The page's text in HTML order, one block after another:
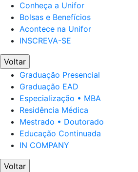
Conheça a Unifor
Bolsas e Benefícios
Acontece na Unifor
INSCREVA-SE
Voltar
Graduação Presencial
Graduação EAD
Especialização • MBA
Residência Médica
Mestrado • Doutorado
Educação Continuada
IN COMPANY
Voltar